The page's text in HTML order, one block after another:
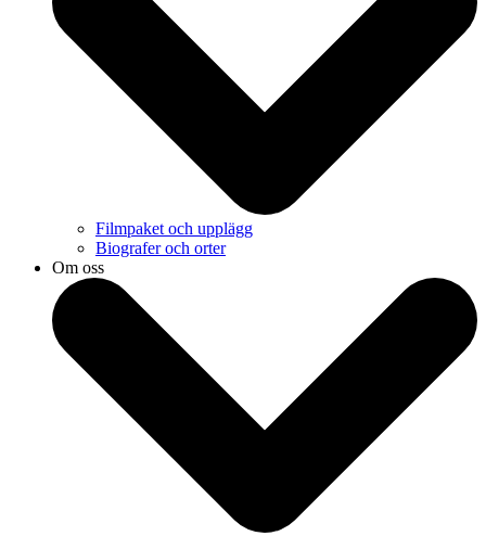
Filmpaket och upplägg
Biografer och orter
Om oss